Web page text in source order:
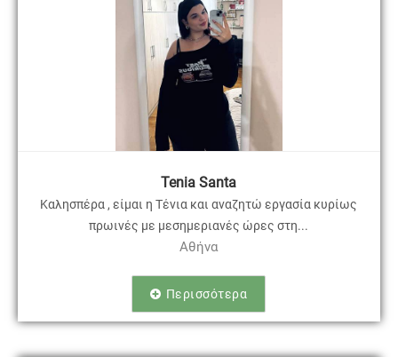
Tenia Santa
Καλησπέρα , είμαι η Τένια και αναζητώ εργασία κυρίως
πρωινές με μεσημεριανές ώρες στη...
Αθήνα
Περισσότερα